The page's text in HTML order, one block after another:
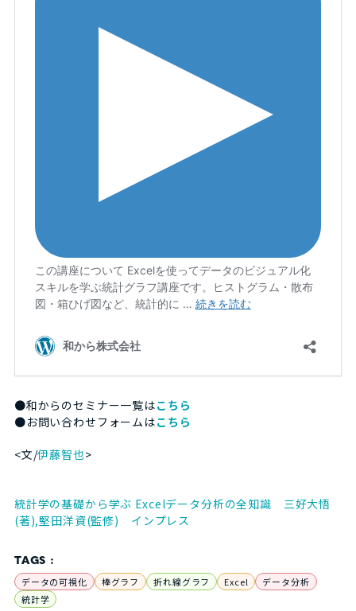
●和からのセミナー一覧はこちら
●お問い合わせフォームはこちら
<文/伊藤智也>
統計学の基礎から学ぶ Excelデータ分析の全知識 三好大悟
(著),堅田洋資(監修) インプレス
TAGS :
データの可視化 棒グラフ 折れ線グラフ Excel
データ分析
統計学